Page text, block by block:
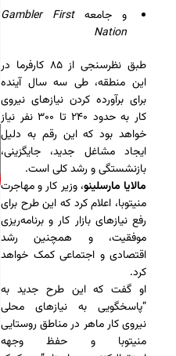
و جامعهGambler First
Nation
طبق نظرسنجی از ۸۵ کارفرما در
این منطقه، طی سه سال آینده
برای برآورده کردن نیازهای نیروی
کار به حدود ۲۴۰ تا ۳۰۰ نفر نیاز
خواهد بود که این رقم به دلیل
ایجاد مشاغل جدید، جایگزینی،
بازنشستگی و رشد کلی است.
مالایا مارسلینو، وزیر کار و مهاجرت
منیتوبا، اعلام کرد که این طرح برای
رفع نیازهای بازار کار و برنامه‌ریزی
موفقیت، و همچنین رشد
اقتصادی و اجتماعی کمک خواهد
کرد.
او گفت که این طرح جدید به
“پاسخگویی به نیازهای محلی
نیروی کار ماهر در مناطق روستایی
منیتوبا و حفظ وجهه